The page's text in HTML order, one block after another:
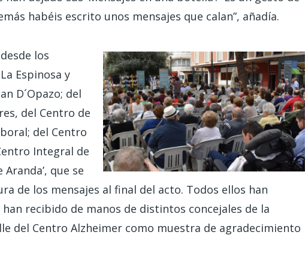
habéis escrito unos mensajes que calan”, añadía.
los
Espinosa y
D´Opazo; del
del Centro de
del Centro
Integral de
que se
de los mensajes al final del acto. Todos ellos han
recibido de manos de distintos concejales de la
del Centro Alzheimer como muestra de agradecimiento